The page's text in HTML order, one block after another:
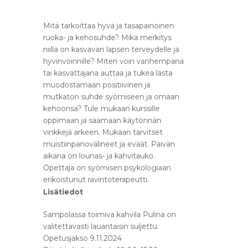
Mitä tarkoittaa hyvä ja tasapainoinen
ruoka- ja kehosuhde? Mikä merkitys
niillä on kasvavan lapsen terveydelle ja
hyvinvoinnille? Miten voin vanhempana
tai kasvattajana auttaa ja tukea lasta
muodostamaan positiivinen ja
mutkaton suhde syömiseen ja omaan
kehoonsa? Tule mukaan kurssille
oppimaan ja saamaan käytönnän
vinkkejä arkeen. Mukaan tarvitset
muistiinpanovälineet ja eväät. Päivän
aikana on lounas- ja kahvitauko.
Opettaja on syömisen psykologiaan
erikoistunut ravintoterapeutti.
Lisätiedot
Sampolassa toimiva kahvila Pulina on
valitettavasti lauantaisin suljettu.
Opetusjakso 9.11.2024